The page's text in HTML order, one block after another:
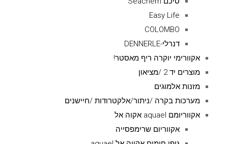
Easy Life
COLOMBO
דנרלי-DENNERLE
אקוורימי יוקרה ריף מאסטר!
מוצרים יד 2 /מציאון
מזנות אלמוגים
מערכות בקרה /ניתור/אלקטרודות /חיישנים
אקווריומם aquael אקוה אל
אקווריום שרימפסייה